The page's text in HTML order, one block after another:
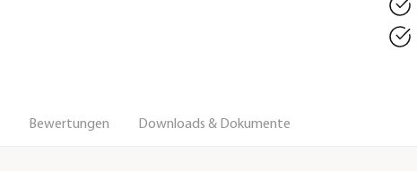
Bewertungen Downloads & Dokumente